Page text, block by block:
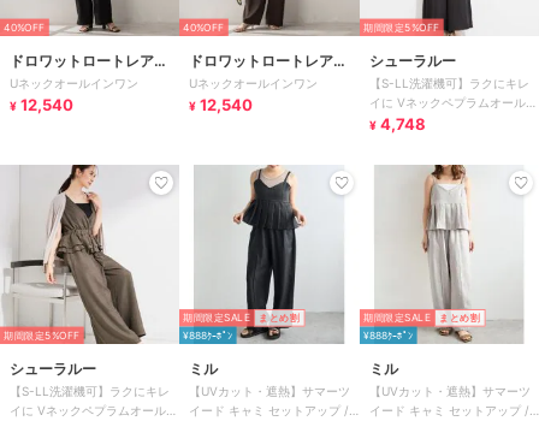
40%OFF
ドロワットロートレアモ
ン
Uネックオールインワン
¥ 12,540
40%OFF
ドロワットロートレアモ
ン
Uネックオールインワン
¥ 12,540
期間限定5%OFF
シューラルー
【S-LL洗濯機可】ラクにキレ
イに Vネックペプラムオールイ
ンワン
¥ 4,748
期間限定5%OFF
シューラルー
【S-LL洗濯機可】ラクにキレ
イに Vネックペプラムオールイ
期間限定SALE
まとめ割
¥888ｸｰﾎﾟﾝ
ミル
【UVカット・遮熱】サマーツ
イード キャミ セットアップ /
期間限定SALE
まとめ割
¥888ｸｰﾎﾟﾝ
ミル
【UVカット・遮熱】サマーツ
イード キャミ セットアップ /